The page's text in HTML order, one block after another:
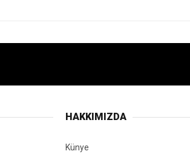
HAKKIMIZDA
Künye